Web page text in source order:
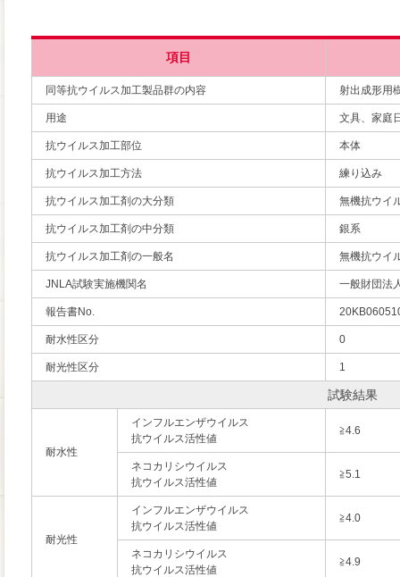
項目
同等抗ウイルス加工製品群の内容 射出成形用
用途 文具、家庭
抗ウイルス加工部位 本体
抗ウイルス加工方法 練り込み
抗ウイルス加工剤の大分類 無機抗ウイ
抗ウイルス加工剤の中分類 銀系
抗ウイルス加工剤の一般名 無機抗ウイ
JNLA試験実施機関名 一般財団法
報告書No.
耐水性区分 0
耐光性区分 1
試験結果
耐水性
インフルエンザウイルス
抗ウイルス活性値
≧4.6
ネコカリシウイルス
抗ウイルス活性値
≧5.1
耐光性
インフルエンザウイルス
抗ウイルス活性値
≧4.0
ネコカリシウイルス
抗ウイルス活性値
≧4.9